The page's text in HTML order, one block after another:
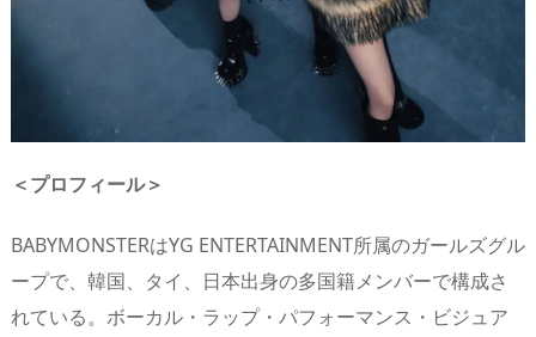
＜プロフィール＞
BABYMONSTERはYG ENTERTAINMENT所属のガールズグル
ープで、韓国、タイ、日本出身の多国籍メンバーで構成さ
れている。ボーカル・ラップ・パフォーマンス・ビジュア